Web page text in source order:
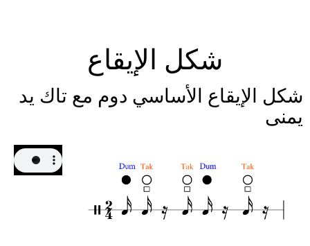
شكل الإيقاع
شكل الإيقاع الأساسي دوم مع تاك يد
يمنى